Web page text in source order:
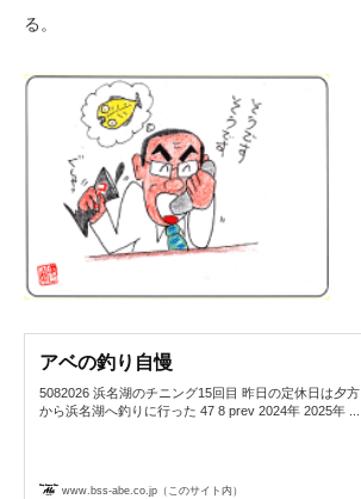
る。
アベの釣り自慢
5082026 浜名湖のチニング15回目 昨日の定休日は夕方
から浜名湖へ釣りに行った 47 8 prev 2024年 2025年 ...
www.bss-abe.co.jp（このサイト内）